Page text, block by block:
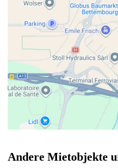
Andere Mietobjekte